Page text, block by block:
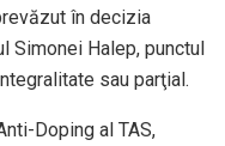
în decizia
Simonei Halep, punctul
sau parţial.
Doping al TAS,